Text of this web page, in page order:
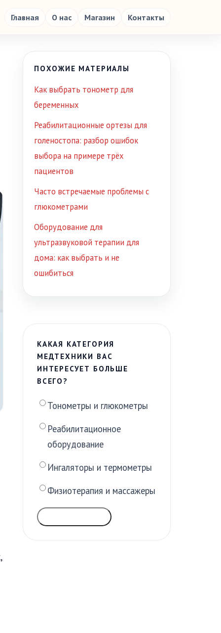
Главная О нас Магазин Контакты
ПОХОЖИЕ МАТЕРИАЛЫ
Как выбрать тонометр для
беременных
Реабилитационные ортезы для
голеностопа: разбор ошибок
выбора на примере трёх
пациентов
Часто встречаемые проблемы с
глюкометрами
Оборудование для
ультразвуковой терапии для
дома: как выбрать и не
ошибиться
КАКАЯ КАТЕГОРИЯ
МЕДТЕХНИКИ ВАС
ИНТЕРЕСУЕТ БОЛЬШЕ
ВСЕГО?
Тонометры и глюкометры
Реабилитационное
оборудование
Ингаляторы и термометры
Физиотерапия и массажеры